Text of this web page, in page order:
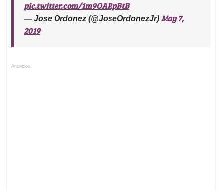
pic.twitter.com/1m9OARpBtB
— Jose Ordonez (@JoseOrdonezJr) May 7,
2019
Anuncios.